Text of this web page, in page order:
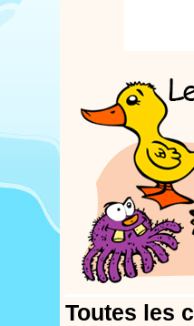
Toutes les